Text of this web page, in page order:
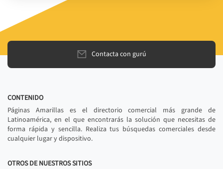
Contacta con gurú
CONTENIDO
Páginas Amarillas es el directorio comercial más grande de
Latinoamérica, en el que encontrarás la solución que necesitas de
forma rápida y sencilla. Realiza tus búsquedas comerciales desde
cualquier lugar y dispositivo.
OTROS DE NUESTROS SITIOS